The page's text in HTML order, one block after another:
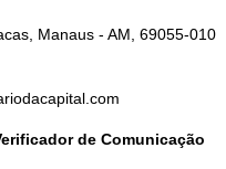
Manaus - AM, 69055-010
de Comunicação